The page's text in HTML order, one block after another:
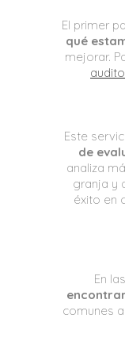
El primer
qué
mejorar.
Este
de
analiza
granja y
éxito en
En
comunes